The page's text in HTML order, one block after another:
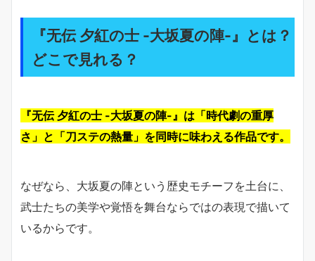
『无伝 夕紅の士 -大坂夏の陣-』とは？
どこで見れる？
『无伝 夕紅の士 -大坂夏の陣-』は「時代劇の重厚
さ」と「刀ステの熱量」を同時に味わえる作品です。
なぜなら、大坂夏の陣という歴史モチーフを土台に、
武士たちの美学や覚悟を舞台ならではの表現で描いて
いるからです。